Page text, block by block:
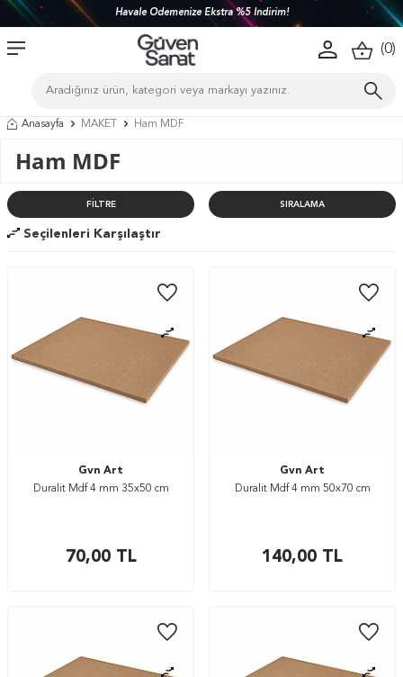
Havale Ödemenize Ekstra %5 İndirim!
(0)
Anasayfa MAKET Ham MDF
Ham MDF
FILTRE SIRALAMA
Seçilenleri Karşılaştır
Gvn Art
Duralit Mdf 4 mm 35x50 cm
70,00TL
Gvn Art
Duralit Mdf 4 mm 50x70 cm
140,00 TL